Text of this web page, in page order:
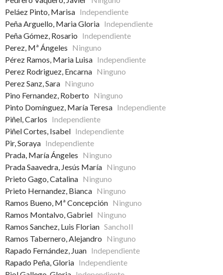
Peláez Pinto, Marisa Independiente
Peña Arguello, Maria Gloria Independiente
Peña Gómez, Rosario Independiente
Perez, Mª Ángeles Ninguno
Pérez Ramos, Maria Luisa Independiente
Perez Rodriguez, Encarna Ninguno
Perez Sanz, Sara Ninguno
Pino Fernandez, Roberto Ninguno
Pinto Domínguez, María Teresa Independiente
Piñel, Carlos Independiente
Piñel Cortes, Isabel Independiente
Pir, Soraya Independiente
Prada, María Ángeles Ninguno
Prada Saavedra, Jesús María Ninguno
Prieto Gago, Catalina Ninguno
Prieto Hernandez, Bianca Ninguno
Ramos Bueno, Mª Concepción Ninguno
Ramos Montalvo, Gabriel Ninguno
Ramos Sanchez, Luis Florian SanchoII
Ramos Tabernero, Alejandro Ninguno
Rapado Fernández, Juan Independiente
Rapado Peña, Gloria Independiente